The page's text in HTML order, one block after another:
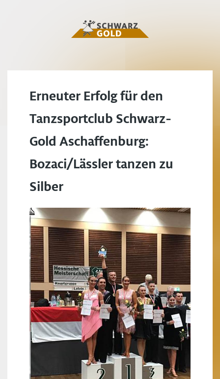
Erneuter Erfolg für den
Tanzsportclub Schwarz-
Gold Aschaffenburg:
Bozaci/Lässler tanzen zu
Silber